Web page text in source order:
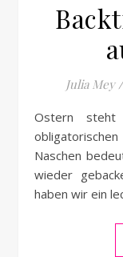
Julia Mey /
Ostern steht vor der Tür und neben der
Naschen
wieder
haben wir ein